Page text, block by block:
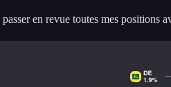
en revue toutes mes positions